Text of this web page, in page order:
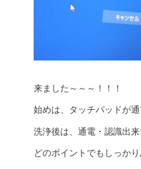
来ました～～～！！！
始めは、タッチパッドが
洗浄後は、通電・認識出
どのポイントでもしっか